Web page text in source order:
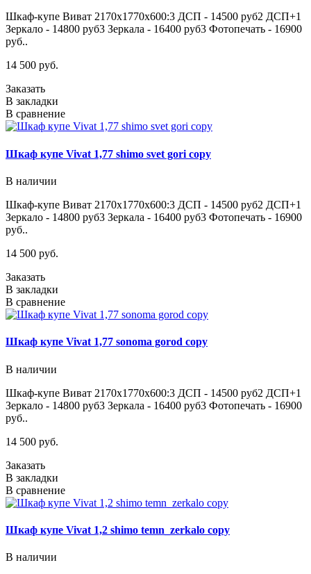
Шкаф-купе Виват 2170х1770х600:3 ДСП - 14500 руб2 ДСП+1
Зеркало - 14800 руб3 Зеркала - 16400 руб3 Фотопечать - 16900
руб..
14 500 руб.
Заказать
В закладки
В сравнение
Шкаф купе Vivat 1,77 shimo svet gori copy
В наличии
Шкаф-купе Виват 2170х1770х600:3 ДСП - 14500 руб2 ДСП+1
Зеркало - 14800 руб3 Зеркала - 16400 руб3 Фотопечать - 16900
руб..
14 500 руб.
Заказать
В закладки
В сравнение
Шкаф купе Vivat 1,77 sonoma gorod copy
В наличии
Шкаф-купе Виват 2170х1770х600:3 ДСП - 14500 руб2 ДСП+1
Зеркало - 14800 руб3 Зеркала - 16400 руб3 Фотопечать - 16900
руб..
14 500 руб.
Заказать
В закладки
В сравнение
Шкаф купе Vivat 1,2 shimo temn_zerkalo copy
В наличии